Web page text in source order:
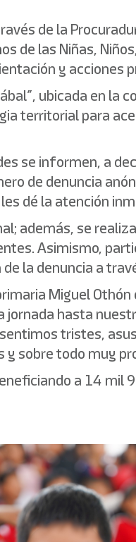
de la
de las Niñas,
y acciones
ubicada en la
territorial para
se informen, a
de denuncia
dé la atención
además, se
Asimismo,
la denuncia a
Miguel
hasta
tristes,
sobre todo muy
a 14 mil